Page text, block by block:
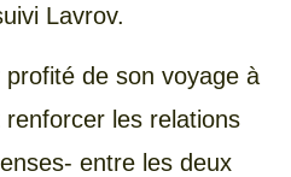
Lavrov.
de son voyage à
les relations
entre les deux